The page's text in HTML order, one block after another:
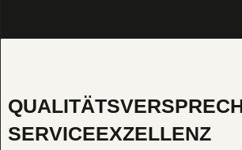
SERVICEEXZELLENZ